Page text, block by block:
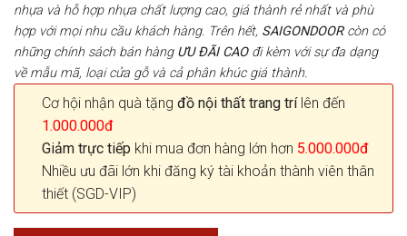
nhựa và hỗ hợp nhựa chất lượng cao, giá thành rẻ nhất và phù
hợp với mọi nhu cầu khách hàng. Trên hết, SAIGONDOORcòn có
những chính sách bán hàng ƯU ĐÃI CAO đi kèm với sự đa dạng
về mẫu mã, loại cửa gỗ và cả phân khúc giá thành.
Cơ hội nhận quà tặng đồ nội thất trang trílên đến
1.000.000đ
Giảm trực tiếp khi mua đơn hàng lớn hơn 5.000.000đ
Nhiều ưu đãi lớn khi đăng ký tài khoản thành viên thân
thiết (SGD-VIP)